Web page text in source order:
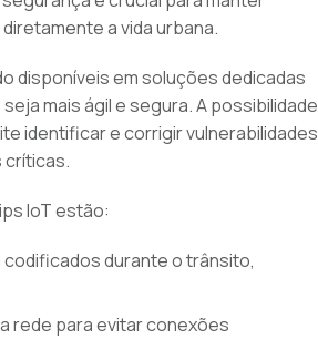
a vida urbana.
disponíveis em soluções dedicadas
mais ágil e segura. A possibilidade
identificar e corrigir vulnerabilidades
críticas.
IoT estão:
durante o trânsito,
rede para evitar conexões